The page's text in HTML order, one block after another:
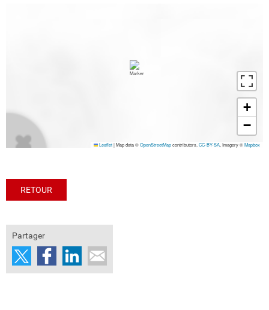
+
−
Leaflet|Map data ©OpenStreetMapcontributors, CC-BY-SA , Imagery ©Mapbox
RETOUR
Partager